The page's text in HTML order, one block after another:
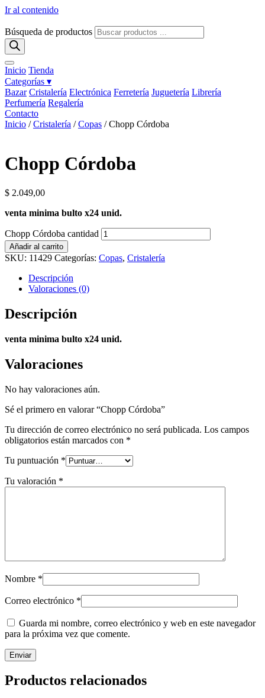
Ir al contenido
Búsqueda de productos
Inicio Tienda
Categorías ▾
Bazar Cristalería Electrónica Ferretería Juguetería Librería
Perfumería Regalería
Contacto
Inicio /Cristalería /Copas / Chopp Córdoba
Chopp Córdoba
$ 2.049,00
venta minima bulto x24 unid.
Chopp Córdoba cantidad
Añadir al carrito
SKU: 11429 Categorías: Copas, Cristalería
Descripción
Valoraciones (0)
Descripción
venta minima bulto x24 unid.
Valoraciones
No hay valoraciones aún.
Sé el primero en valorar “Chopp Córdoba”
Tu dirección de correo electrónico no será publicada. Los campos
obligatorios están marcados con *
Tu puntuación *
Tu valoración *
Nombre *
Correo electrónico *
Guarda mi nombre, correo electrónico y web en este navegador
para la próxima vez que comente.
Productos relacionados